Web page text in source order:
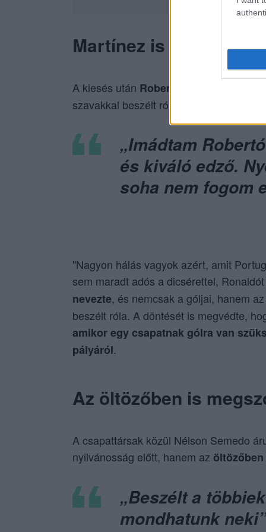
Martínez is távozott,
A kiesés után Roberto Martínez is
szavakkal beszélt róla.
„Imádtam
és kiváló edző.
soha nem fogom
"Nagyon hálás vagyok azért, amit
sem maradt adós a dicsérettel, Ronaldót
nevezte, és nemcsak a góljai, hanem
beszélt róla. A döntését is megvédte,
amikor egy csapatnak gólra van
pályáról.
Az öltözőben is
A csapattársak közül Nélson Semedo
nyilvánosság előtt, hanem az
„Beszélt a
mondhatunk